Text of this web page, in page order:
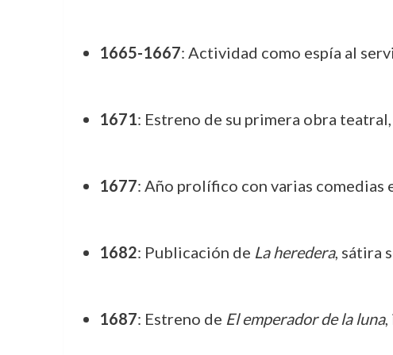
1665-1667: Actividad como espía al
1671: Estreno de su primera obra teatral,
1677: Año prolífico con varias comedias
1682: Publicación de La heredera, sátira
1687: Estreno de El emperador de la luna,